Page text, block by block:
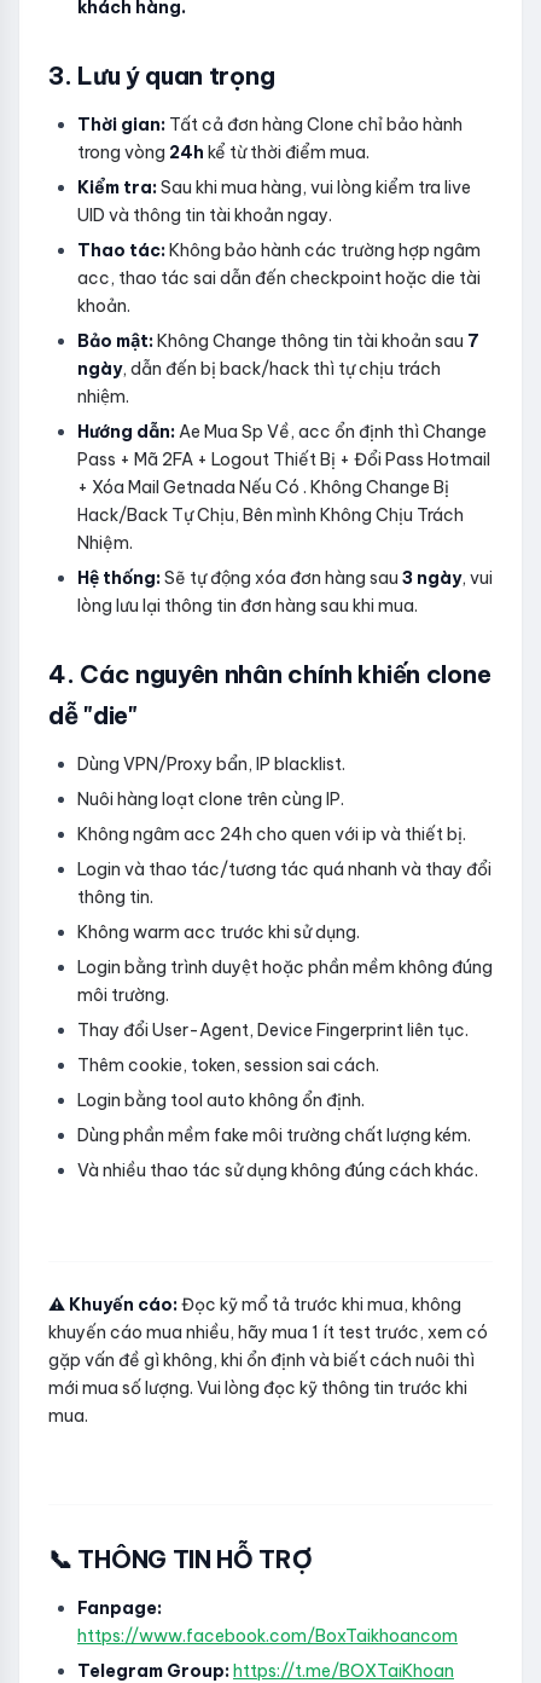
khách hàng.
3. Lưu ý quan trọng
Thời gian: Tất cả đơn hàng Clone chỉ bảo hành
trong vòng 24h kể từ thời điểm mua.
Kiểm tra:Sau khi mua hàng, vui lòng kiểm tra live
UID và thông tin tài khoản ngay.
Thao tác:Không bảo hành các trường hợp ngâm
acc, thao tác sai dẫn đến checkpoint hoặc die tài
khoản.
Bảo mật:Không Change thông tin tài khoản sau 7
ngày, dẫn đến bị back/hack thì tự chịu trách
nhiệm.
Hướng dẫn:Ae Mua Sp Về, acc ổn định thì Change
Pass + Mã 2FA + Logout Thiết Bị + Đổi Pass Hotmail
+ Xóa Mail Getnada Nếu Có . Không Change Bị
Hack/Back Tự Chịu, Bên mình Không Chịu Trách
Nhiệm.
Hệ thống:Sẽ tự động xóa đơn hàng sau 3 ngày, vui
lòng lưu lại thông tin đơn hàng sau khi mua.
4. Các nguyên nhân chính khiến clone
dễ "die"
Dùng VPN/Proxy bẩn, IP blacklist.
Nuôi hàng loạt clone trên cùng IP.
Không ngâm acc 24h cho quen với ip và thiết bị.
Login và thao tác/tương tác quá nhanh và thay đổi
thông tin.
Không warm acc trước khi sử dụng.
Login bằng trình duyệt hoặc phần mềm không đúng
môi trường.
Thay đổi User-Agent, Device Fingerprint liên tục.
Thêm cookie, token, session sai cách.
Login bằng tool auto không ổn định.
Dùng phần mềm fake môi trường chất lượng kém.
Và nhiều thao tác sử dụng không đúng cách khác.
⚠️ Khuyến cáo:Đọc kỹ mổ tả trước khi mua, không
khuyến cáo mua nhiều, hãy mua 1 ít test trước, xem có
gặp vấn đề gì không, khi ổn định và biết cách nuôi thì
mới mua số lượng. Vui lòng đọc kỹ thông tin trước khi
mua.
📞 THÔNG TIN HỖ TRỢ
Fanpage:
https://www.facebook.com/BoxTaikhoancom
Telegram Group:https://t.me/BOXTaiKhoan